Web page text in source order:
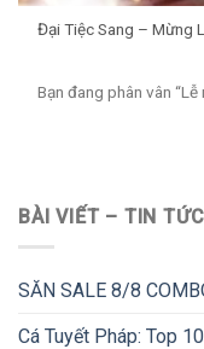
Đại Tiệc Sang – Mừng
Bạn đang phân vân
BÀI VIẾT – TIN TỨC
SĂN SALE 8/8
Cá Tuyết Pháp: Top